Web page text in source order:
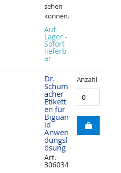
sehen
können.
Auf
Lager -
Sofort
lieferb
ar
Dr.
Schum
acher
Etikett
en für
Biguan
id
Anwen
dungsl
ösung
Art.
306034
Anzahl